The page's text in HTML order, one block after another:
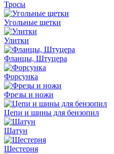
Тросы
Угольные щетки
Улитки
Фланцы, Штуцера
Форсунка
Фрезы и ножи
Цепи и шины для бензопил
Шатун
Шестерня